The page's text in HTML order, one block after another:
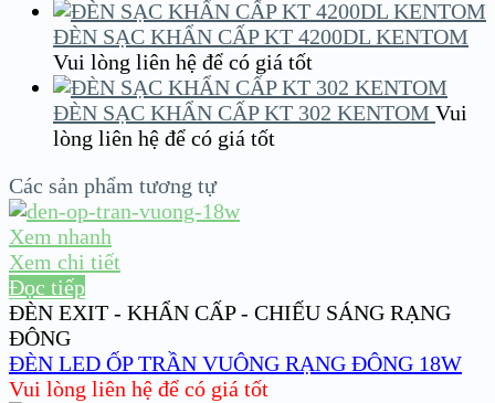
ĐÈN SẠC KHẨN CẤP KT 4200DL KENTOM
Vui lòng liên hệ để có giá tốt
ĐÈN SẠC KHẨN CẤP KT 302 KENTOM Vui
lòng liên hệ để có giá tốt
Các sản phẩm tương tự
Xem nhanh
Xem chi tiết
Đọc tiếp
ĐÈN EXIT - KHẨN CẤP - CHIẾU SÁNG RẠNG
ĐÔNG
ĐÈN LED ỐP TRẦN VUÔNG RẠNG ĐÔNG 18W
Vui lòng liên hệ để có giá tốt